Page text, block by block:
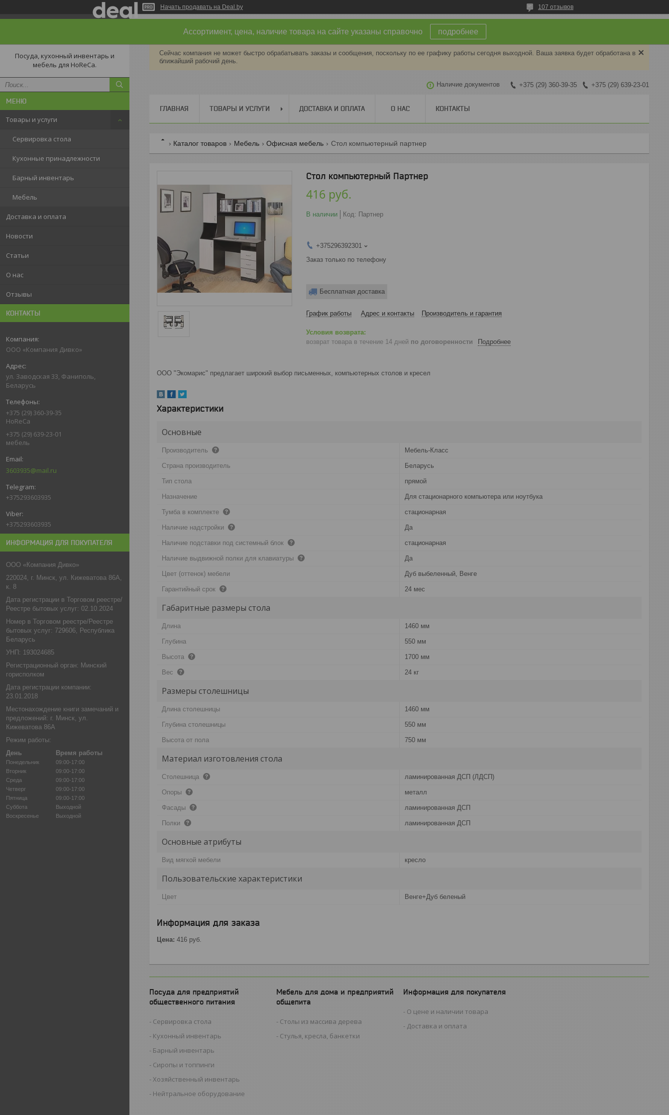
Начать продавать на Deal.by 107 отзывов
Ассортимент, цена, наличие товара на сайте указаны справочно подробнее
Посуда, кухонный инвентарь и
мебель для HoReCa.
Товары и услуги
Сервировка стола
Кухонные принадлежности
Барный инвентарь
Мебель
Доставка и оплата
Новости
Статьи
О нас
Отзывы
КОНТАКТЫ
ООО «Компания Дивко»
ул. Заводская 33, Фаниполь,
Беларусь
+375 (29) 360-39-35
HoReCa
+375 (29) 639-23-01
мебель
3603935@mail.ru
+375293603935
+375293603935
ИНФОРМАЦИЯ ДЛЯ ПОКУПАТЕЛЯ
ООО «Компания Дивко»
220024, г. Минск, ул. Кижеватова 86А,
к. 8
Дата регистрации в Торговом реестре/
Реестре бытовых услуг: 02.10.2024
Номер в Торговом реестре/Реестре
бытовых услуг: 729606, Республика
Беларусь
УНП: 193024685
Регистрационный орган: Минский
горисполком
Дата регистрации компании:
23.01.2018
Местонахождение книги замечаний и
предложений: г. Минск, ул.
Кижеватова 86А
Режим работы:
День
Время работы
Понедельник
09:00-17:00
Вторник
09:00-17:00
Среда
09:00-17:00
Четверг
09:00-17:00
Пятница
09:00-17:00
Суббота
Выходной
Воскресенье
Выходной
Сейчас компания не может быстро обрабатывать заказы и сообщения, поскольку по ее графику работы сегодня выходной. Ваша заявка будет обработана в
ближайший рабочий день.
Наличие документов +375 (29) 360-39-35 +375 (29) 639-23-01
ГЛАВНАЯ ТОВАРЫ И УСЛУГИ ДОСТАВКА И ОПЛАТА О НАС КОНТАКТЫ
Каталог товаров Мебель Офисная мебель Стол компьютерный партнер
Стол компьютерный Партнер
416 руб.
В наличии Код: Партнер
+375296392301
Заказ только по телефону
Бесплатная доставка
График работы Адрес и контакты Производитель и гарантия
возврат товара в течение 14 дней по договоренности Подробнее
ООО "Экомарис" предлагает широкий выбор письменных, компьютерных столов и кресел
Характеристики
Основные
Производитель Мебель-Класс
Страна производитель Беларусь
Тип стола прямой
Назначение Для стационарного компьютера или ноутбука
Тумба в комплекте стационарная
Наличие надстройки Да
Наличие подставки под системный блок стационарная
Наличие выдвижной полки для клавиатуры Да
Цвет (оттенок) мебели Дуб выбеленный, Венге
Гарантийный срок 24 мес
Габаритные размеры стола
Длина 1460 мм
Глубина 550 мм
Высота 1700 мм
Вес 24 кг
Размеры столешницы
Длина столешницы 1460 мм
Глубина столешницы 550 мм
Высота от пола 750 мм
Материал изготовления стола
Столешница ламинированная ДСП (ЛДСП)
Опоры металл
Фасады ламинированная ДСП
Полки ламинированная ДСП
Основные атрибуты
Вид мягкой мебели кресло
Пользовательские характеристики
Цвет Венге+Дуб беленый
Информация для заказа
Цена: 416 руб.
Посуда для предприятий
общественного питания
Сервировка стола
Кухонный инвентарь
Барный инвентарь
Сиропы и топпинги
Хозяйственный инвентарь
Нейтральное оборудование
Мебель для дома и предприятий
общепита
Столы из массива дерева
Стулья, кресла, банкетки
Информация для покупателя
О цене и наличии товара
Доставка и оплата